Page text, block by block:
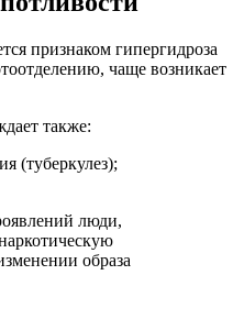
признаком гипергидроза
чаще возникает
также:
(туберкулез);
люди,
образа